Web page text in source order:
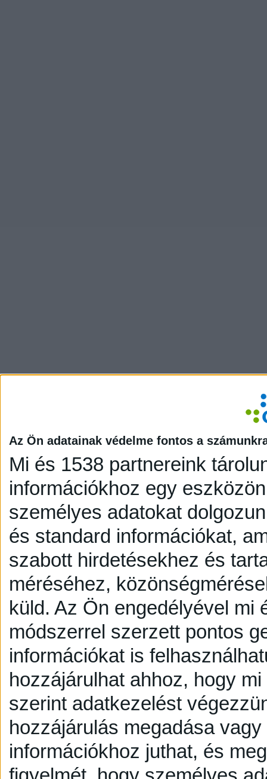
Az Ön adatainak védelme fontos a
Mi és 1538 partnereink
információkhoz egy
személyes adatokat
és standard információkat,
szabott hirdetésekhez és
méréséhez,
küld. Az Ön engedélyével mi
módszerrel szerzett pontos
információkat is
hozzájárulhat ahhoz, hogy
szerint adatkezelést
hozzájárulás megadása
információkhoz juthat, és